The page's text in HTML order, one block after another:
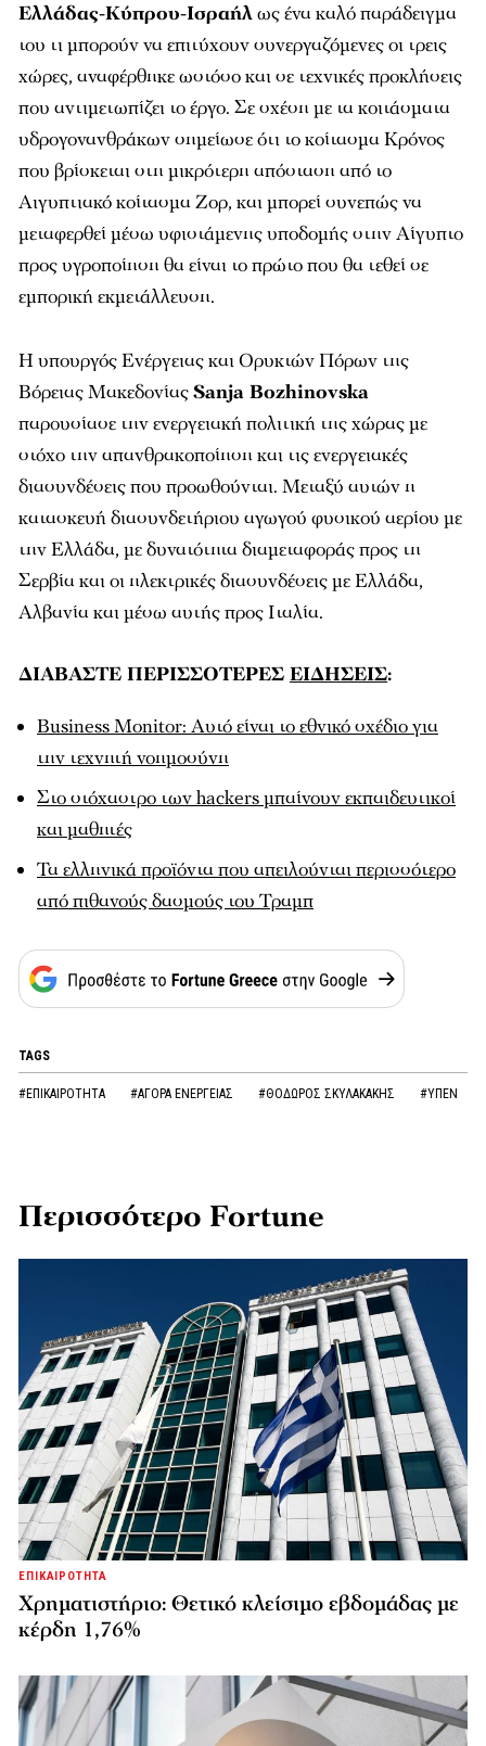
Ελλάδας-Κύπρου-Ισραήλως ένα καλό παράδειγμα
του τι μπορούν να επιτύχουν συνεργαζόμενες οι τρεις
χώρες, αναφέρθηκε ωστόσο και σε τεχνικές προκλήσεις
που αντιμετωπίζει το έργο. Σε σχέση με τα κοιτάσματα
υδρογονανθράκων σημείωσε ότι το κοίτασμα Κρόνος
που βρίσκεται στη μικρότερη απόσταση από το
Αιγυπτιακό κοίτασμα Ζορ, και μπορεί συνεπώς να
μεταφερθεί μέσω υφιστάμενης υποδομής στην Αίγυπτο
προς υγροποίηση θα είναι το πρώτο που θα τεθεί σε
εμπορική εκμετάλλευση.
Η υπουργός Ενέργειας και Ορυκτών Πόρων της
Βόρειας ΜακεδονίαςSanja Bozhinovska
παρουσίασε την ενεργειακή πολιτική της χώρας με
στόχο την απανθρακοποίηση και τις ενεργειακές
διασυνδέσεις που προωθούνται. Μεταξύ αυτών η
κατασκευή διασυνδετήριου αγωγού φυσικού αερίου με
την Ελλάδα, με δυνατότητα διαμεταφοράς προς τη
Σερβία και οι ηλεκτρικές διασυνδέσεις με Ελλάδα,
Αλβανία και μέσω αυτής προς Ιταλία.
ΔΙΑΒΑΣΤΕ ΠΕΡΙΣΣΟΤΕΡΕΣ ΕΙΔΗΣΕΙΣ:
Business Monitor: Αυτό είναι το εθνικό σχέδιο για
την τεχνητή νοημοσύνη
Στο στόχαστρο των hackers μπαίνουν εκπαιδευτικοί
και μαθητές
Τα ελληνικά προϊόντα που απειλούνται περισσότερο
από πιθανούς δασμούς του Τραμπ
TAGS
#ΕΠΙΚΑΙΡΟΤΗΤΑ #ΑΓΟΡΑ ΕΝΕΡΓΕΙΑΣ #ΘΟΔΩΡΟΣ ΣΚΥΛΑΚΑΚΗΣ #ΥΠΕΝ
Περισσότερο Fortune
ΕΠΙΚΑΙΡΟΤΗΤΑ
Χρηματιστήριο: Θετικό κλείσιμο εβδομάδας με
κέρδη 1,76%